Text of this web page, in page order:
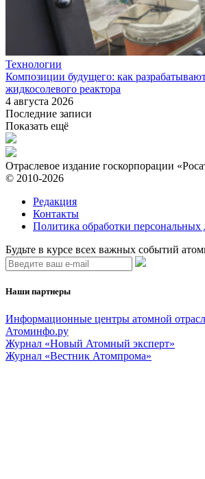
Технологии
Композиции будущего: как
жидкосолевого реактора
4 августа 2026
Последние записи
Показать ещё
Отраслевое издание госкорпорации
© 2010-2026
Редакция
Контакты
Политика обработки
Будьте в курсе всех важных событий
Наши партнеры
Информационные центры атомной
Атоминфо.ру
Журнал «Новый Атомный эксперт»
Журнал «Вестник Атомпрома»